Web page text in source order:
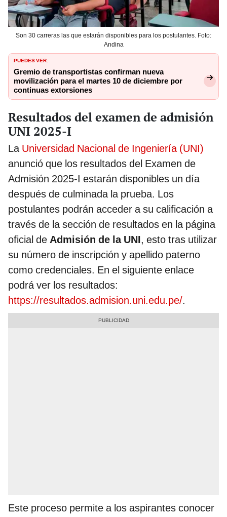
Son 30 carreras las que estarán disponibles para los postulantes. Foto:
Andina
PUEDES VER:
Gremio de transportistas confirman nueva
movilización para el martes 10 de diciembre por
continuas extorsiones
Resultados del examen de admisión
UNI 2025-I
La Universidad Nacional de Ingeniería (UNI)
anunció que los resultados del Examen de
Admisión 2025-I estarán disponibles un día
después de culminada la prueba. Los
postulantes podrán acceder a su calificación a
través de la sección de resultados en la página
oficial de Admisión de la UNI, esto tras utilizar
su número de inscripción y apellido paterno
como credenciales. En el siguiente enlace
podrá ver los resultados:
https://resultados.admision.uni.edu.pe/.
Este proceso permite a los aspirantes conocer